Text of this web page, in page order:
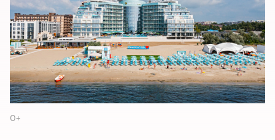
0+